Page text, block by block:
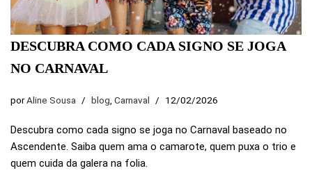
DESCUBRA COMO CADA SIGNO SE JOGA
NO CARNAVAL
porAline Sousa blog Carnaval 12/02/2026
Descubra como cada signo se joga no Carnaval baseado no
Ascendente. Saiba quem ama o camarote, quem puxa o trio e
quem cuida da galera na folia.